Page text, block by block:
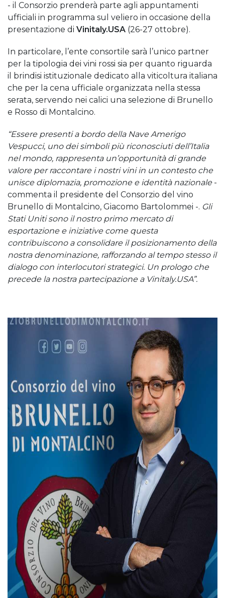
- il Consorzio prenderà parte agli appuntamenti
ufficiali in programma sul veliero in occasione della
presentazione di Vinitaly.USA (26-27 ottobre).
In particolare, l’ente consortile sarà l’unico partner
per la tipologia dei vini rossi sia per quanto riguarda
il brindisi istituzionale dedicato alla viticoltura italiana
che per la cena ufficiale organizzata nella stessa
serata, servendo nei calici una selezione di Brunello
e Rosso di Montalcino.
“Essere presenti a bordo della Nave Amerigo
Vespucci, uno dei simboli più riconosciuti dell’Italia
nel mondo, rappresenta un’opportunità di grande
valore per raccontare i nostri vini in un contesto che
unisce diplomazia, promozione e identità nazionale-
commenta il presidente del Consorzio del vino
Brunello di Montalcino, Giacomo Bartolommei -. Gli
Stati Uniti sono il nostro primo mercato di
esportazione e iniziative come questa
contribuiscono a consolidare il posizionamento della
nostra denominazione, rafforzando al tempo stesso il
dialogo con interlocutori strategici. Un prologo che
precede la nostra partecipazione a Vinitaly.USA”.